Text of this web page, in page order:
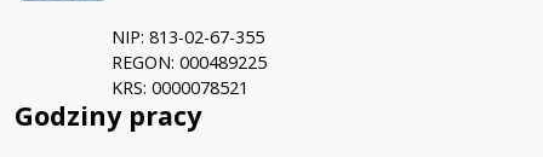
NIP: 813-02-67-355
REGON: 000489225
KRS: 0000078521
Godziny pracy